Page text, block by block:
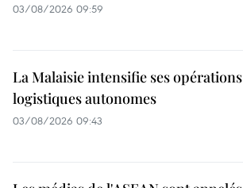
03/08/2026 09:59
La Malaisie intensifie ses opérations
logistiques autonomes
03/08/2026 09:43